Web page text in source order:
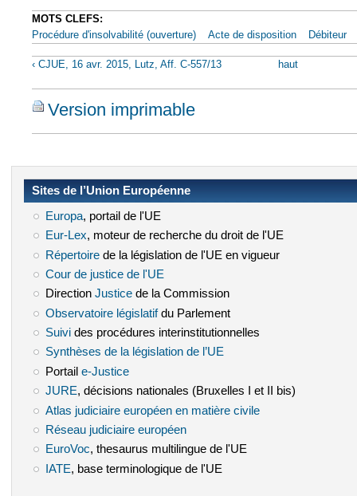
MOTS CLEFS:
Procédure d'insolvabilité (ouverture)
Acte de disposition Débiteur
‹ CJUE, 16 avr. 2015, Lutz, Aff. C-557/13 haut
Version imprimable
Sites de l’Union Européenne
Europa(le lien est externe)
, portail de l'UE
Eur-Lex(le lien est externe)
, moteur de recherche du droit de l'UE
Répertoire(le lien est externe)
de la législation de l'UE en vigueur
Cour de justice de l'UE
Direction Justice(le lien est externe)
de la Commission
Observatoire législatif(le lien est externe)
du Parlement
Suivi(le lien est externe)
des procédures interinstitutionnelles
Synthèses de la législation de l’UE
Portail e-Justice(le lien est externe)
JURE(le lien est externe)
, décisions nationales (Bruxelles I et II bis)
Atlas judiciaire européen en matière civile(le lien est externe)
Réseau judiciaire européen(le lien est externe)
EuroVoc(le lien est externe)
, thesaurus multilingue de l'UE
IATE (le lien est externe)
, base terminologique de l'UE